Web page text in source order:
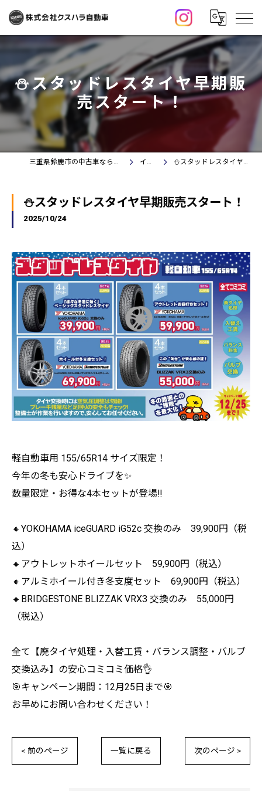
⛄️スタッドレスタイヤ早期販
売スタート！
三重県鈴鹿市の中古車なら株式会社クスハラ自動車 イベント ⛄️スタッドレスタイヤ早期販売スタート！
⛄️スタッドレスタイヤ早期販売スタート！
2025/10/24
軽自動車用 155/65R14 サイズ限定！
今年の冬も安心ドライブを✨
数量限定・お得な4本セットが登場‼️
🔸YOKOHAMA iceGUARD iG52c 交換のみ 39,900円（税
込）
🔸アウトレットホイールセット 59,900円（税込）
🔸アルミホイール付き冬支度セット 69,900円（税込）
🔸BRIDGESTONE BLIZZAK VRX3 交換のみ 55,000円
（税込）
全て【廃タイヤ処理・入替工賃・バランス調整・バルブ
交換込み】の安心コミコミ価格👌
🎯キャンペーン期間：12月25日まで🎯
お早めにお問い合わせください！
< 前のページ 一覧に戻る 次のページ >